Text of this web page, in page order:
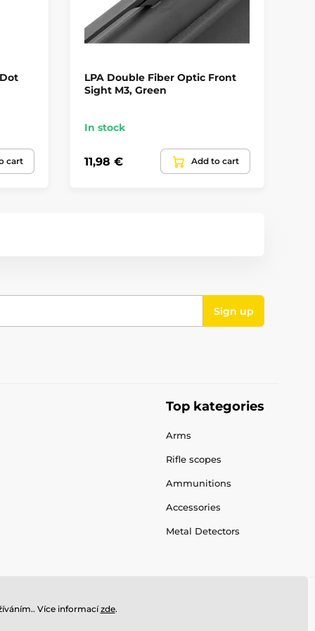
cart
LPA Double Fiber Optic Front
Sight M3, Green
In stock
11,98 € Add to cart
Sign up
Top kategories
Arms
Rifle scopes
Ammunitions
Accessories
Metal Detectors
Více informacízde.